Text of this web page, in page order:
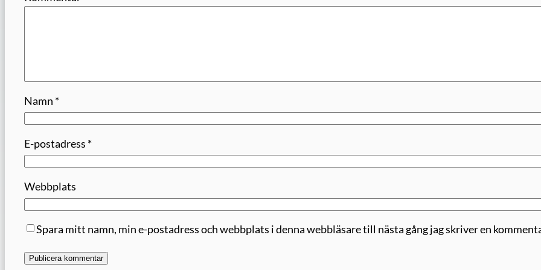
Namn *
E-postadress *
Webbplats
Spara mitt namn, min e-postadress och webbplats i denna webbläsare till nästa gång jag skriver en